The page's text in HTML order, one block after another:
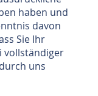
haben und
davon
Sie Ihr
vollständiger
uns